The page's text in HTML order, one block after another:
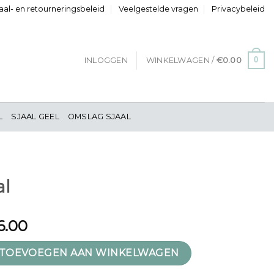
en retourneringsbeleid Veelgestelde vragen Privacybeleid
INLOGGEN WINKELWAGEN / €0.00 0
SJAAL GEEL OMSLAG SJAAL
AAN WINKELWAGEN